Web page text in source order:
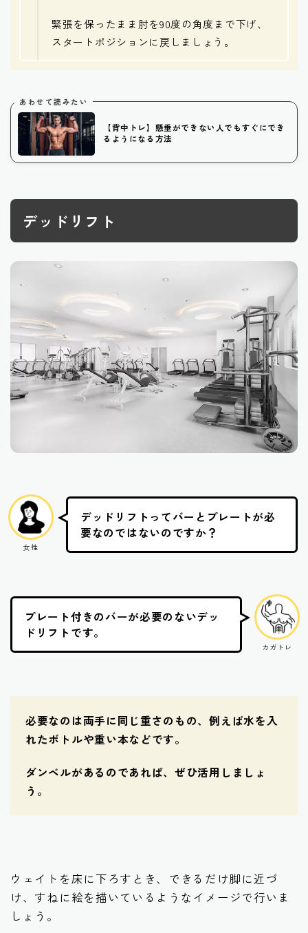
緊張を保ったまま肘を90度の角度まで下げ、
スタートポジションに戻しましょう。
あわせて読みたい
【背中トレ】懸垂ができない人でもすぐにでき
るようになる方法
デッドリフト
女性
デッドリフトってバーとプレートが必
要なのではないのですか？
カガトレ
プレート付きのバーが必要のないデッ
ドリフトです。
必要なのは両手に同じ重さのもの、例えば水を入
れたボトルや重い本などです。
ダンベルがあるのであれば、ぜひ活用しましょ
う。
ウェイトを床に下ろすとき、できるだけ脚に近づ
け、すねに絵を描いているようなイメージで行いま
しょう。